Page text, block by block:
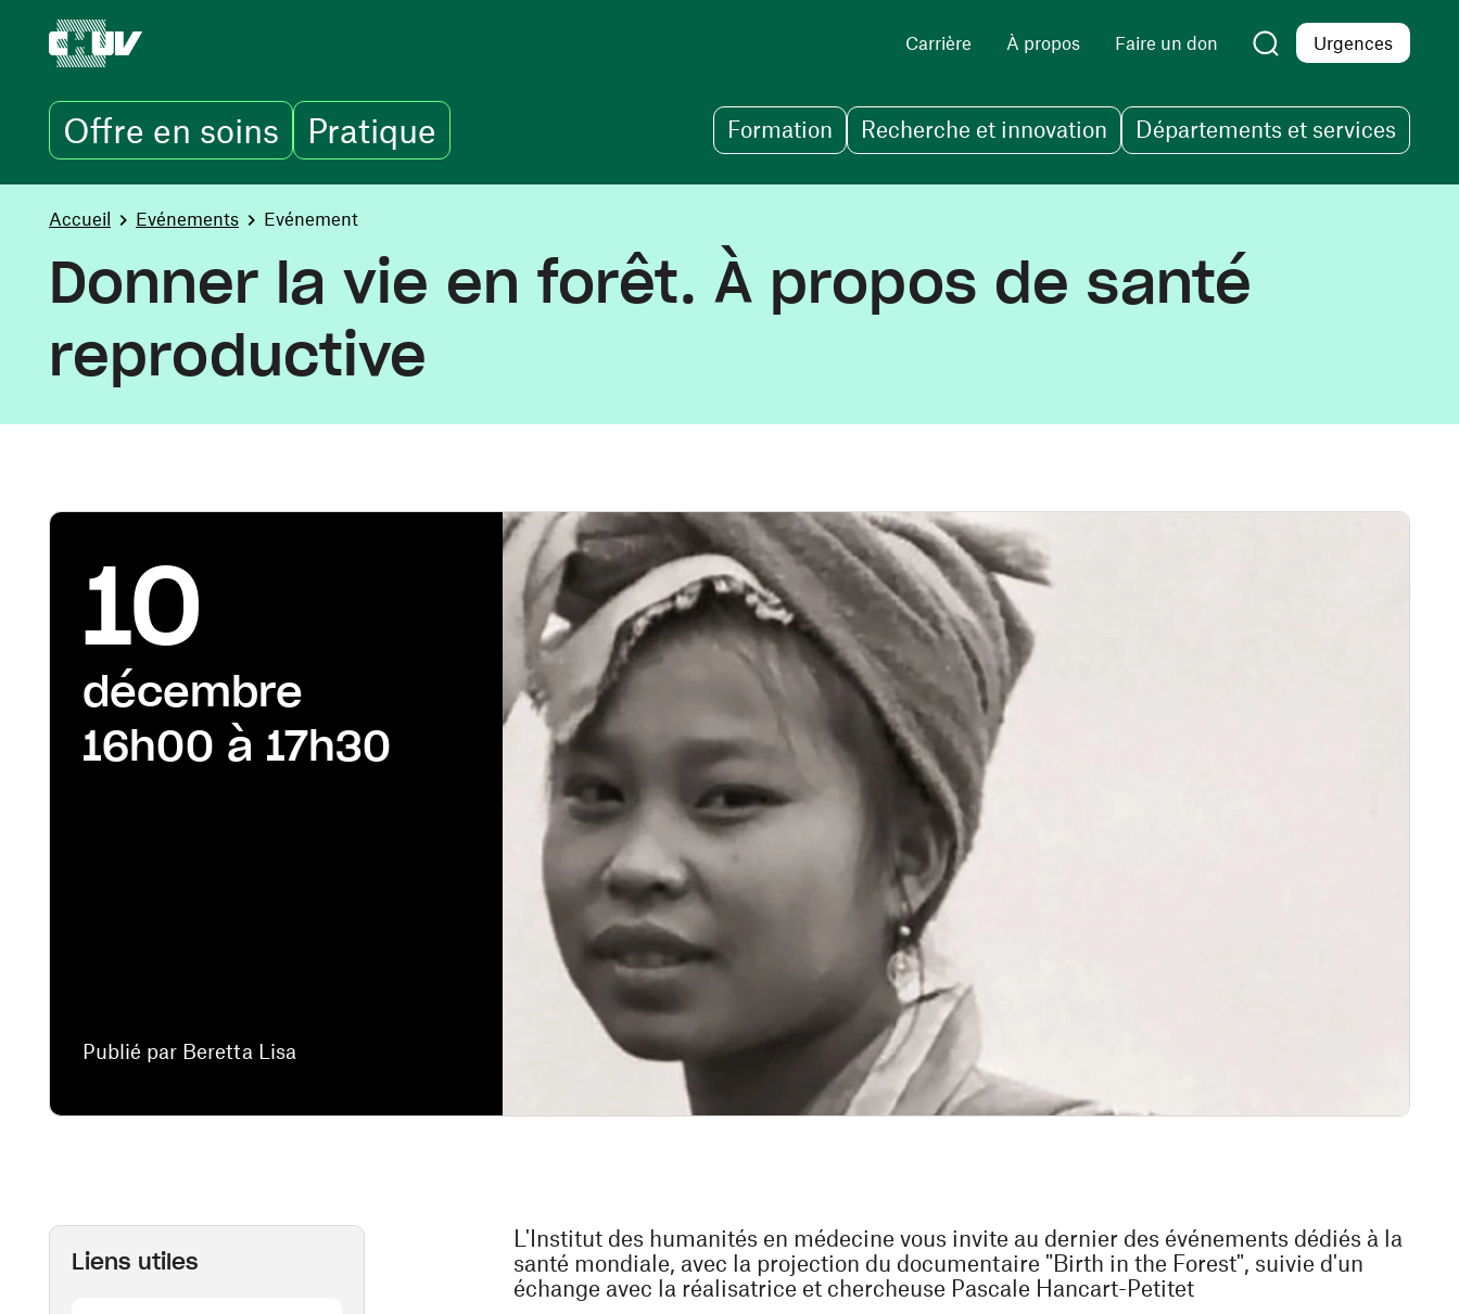
Carrière À propos Faire un don Urgences
Offre en soins Pratique Formation Recherche et innovation Départements et services
You are here:
Accueil Evénements Evénement
Donner la vie en forêt. À propos de santé
reproductive
Publié par Beretta Lisa
10
décembre
16h00 à 17h30
Liens utiles
L'Institut des humanités en médecine vous invite au dernier des événements dédiés à la
santé mondiale, avec la projection du documentaire "Birth in the Forest", suivie d'un
échange avec la réalisatrice et chercheuse Pascale Hancart-Petitet